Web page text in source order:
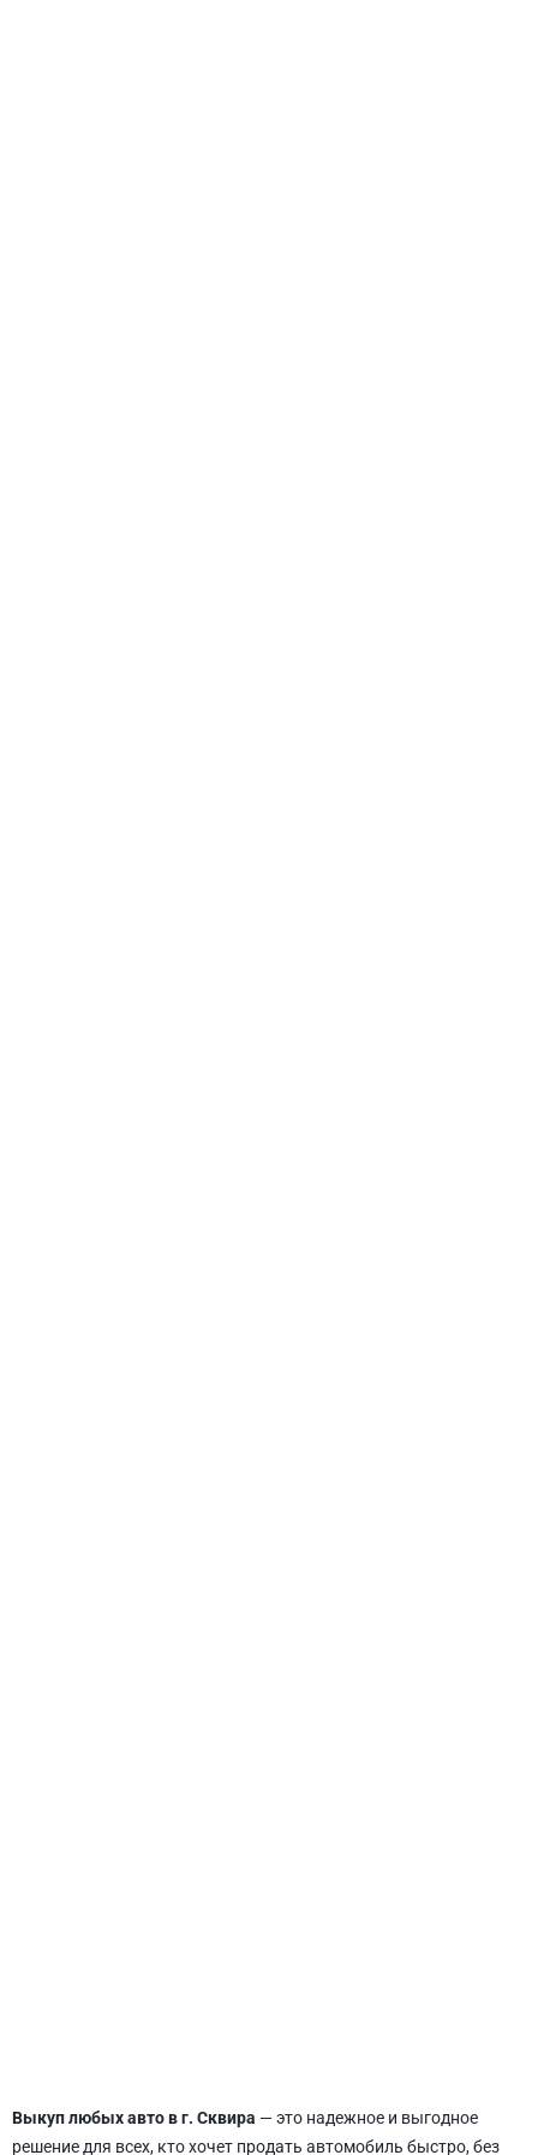
Выкуп любых авто в г. Сквира — это надежное и выгодное
решение для всех, кто хочет продать автомобиль быстро, без